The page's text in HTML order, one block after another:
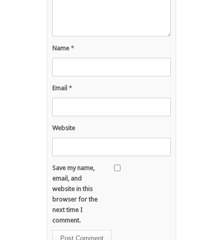
Name *
Email *
Website
Save my name,
email, and
website in this
browser for the
next time I
comment.